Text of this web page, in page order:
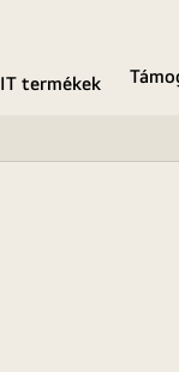
IT termékek